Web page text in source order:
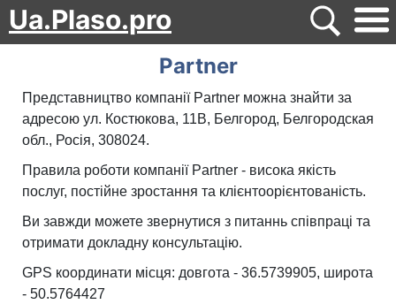
Ua.Plaso.pro
Partner
Представництво компанії Partner можна знайти за
адресою ул. Костюкова, 11В, Белгород, Белгородская
обл., Росія, 308024.
Правила роботи компанії Partner - висока якість
послуг, постійне зростання та клієнтоорієнтованість.
Ви завжди можете звернутися з питаннь співпраці та
отримати докладну консультацію.
GPS координати місця: довгота - 36.5739905, широта
- 50.5764427